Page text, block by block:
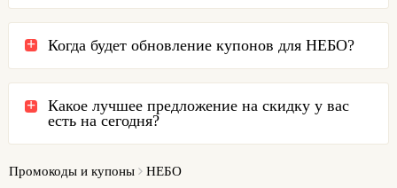
Когда будет обновление купонов для НЕБО?
Какое лучшее предложение на скидку у вас
есть на сегодня?
Промокоды и купоны НЕБО